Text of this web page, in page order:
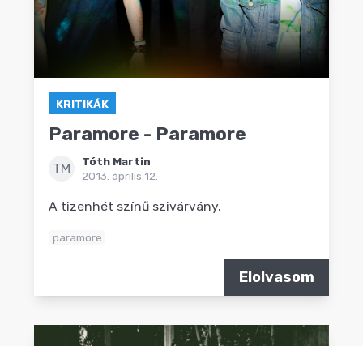
KRITIKÁK
Paramore - Paramore
TM
Tóth Martin
2013. április 12.
A tizenhét színű szivárvány.
paramore
Elolvasom